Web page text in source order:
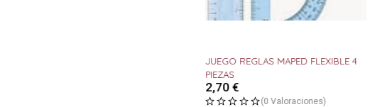
JUEGO REGLAS MAPED FLEXIBLE 4
PIEZAS
2,70 €
(0 Valoraciones)